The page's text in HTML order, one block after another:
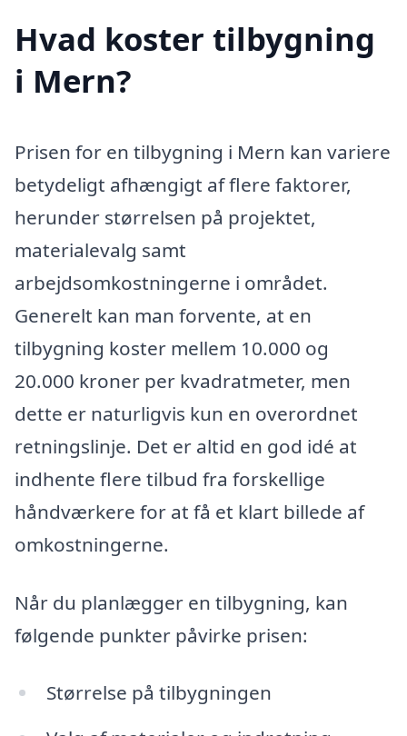
Hvad koster tilbygning
i Mern?
Prisen for en tilbygning i Mern kan variere
betydeligt afhængigt af flere faktorer,
herunder størrelsen på projektet,
materialevalg samt
arbejdsomkostningerne i området.
Generelt kan man forvente, at en
tilbygning koster mellem 10.000 og
20.000 kroner per kvadratmeter, men
dette er naturligvis kun en overordnet
retningslinje. Det er altid en god idé at
indhente flere tilbud fra forskellige
håndværkere for at få et klart billede af
omkostningerne.
Når du planlægger en tilbygning, kan
følgende punkter påvirke prisen:
Størrelse på tilbygningen